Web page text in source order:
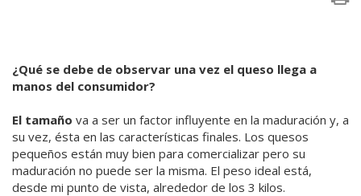
¿Qué se debe de observar una vez el queso llega a
manos del consumidor?
El tamaño va a ser un factor influyente en la maduración y, a
su vez, ésta en las características finales. Los quesos
pequeños están muy bien para comercializar pero su
maduración no puede ser la misma. El peso ideal está,
desde mi punto de vista, alrededor de los 3 kilos.